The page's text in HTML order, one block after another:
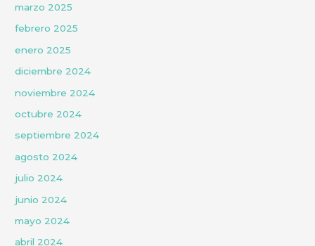
marzo 2025
febrero 2025
enero 2025
diciembre 2024
noviembre 2024
octubre 2024
septiembre 2024
agosto 2024
julio 2024
junio 2024
mayo 2024
abril 2024